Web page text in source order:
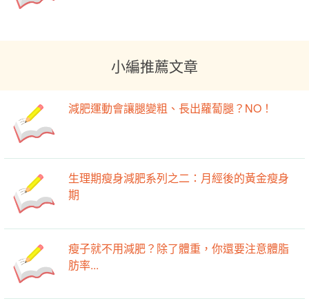
小編推薦文章
減肥運動會讓腿變粗、長出蘿蔔腿？NO！
生理期瘦身減肥系列之二：月經後的黃金瘦身
期
瘦子就不用減肥？除了體重，你還要注意體脂
肪率...